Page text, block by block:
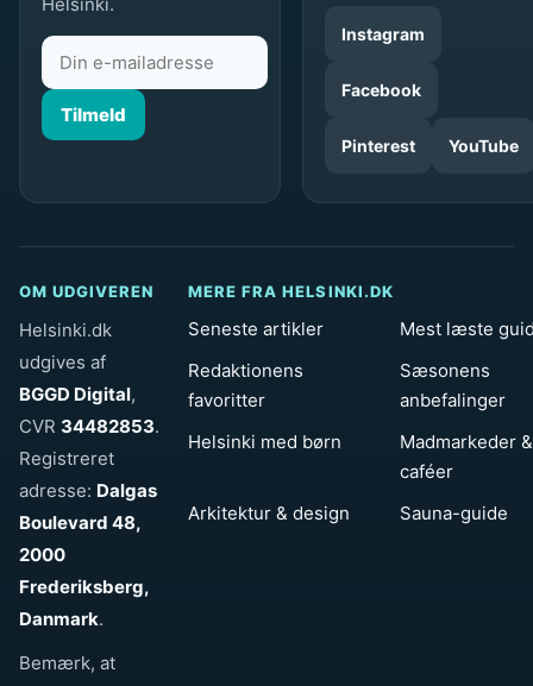
Tilmeld
Instagram
Facebook
Pinterest YouTube
OM UDGIVEREN
Helsinki.dk
udgives af
BGGD Digital,
CVR 34482853.
Registreret
adresse: Dalgas
Boulevard 48,
2000
Frederiksberg,
Danmark.
Bemærk, at
MERE FRA HELSINKI.DK
Seneste artikler
Mest læste
Redaktionens
favoritter
Sæsonens
anbefalinger
Helsinki med børn
Madmarkeder &
caféer
Arkitektur & design
Sauna-guide